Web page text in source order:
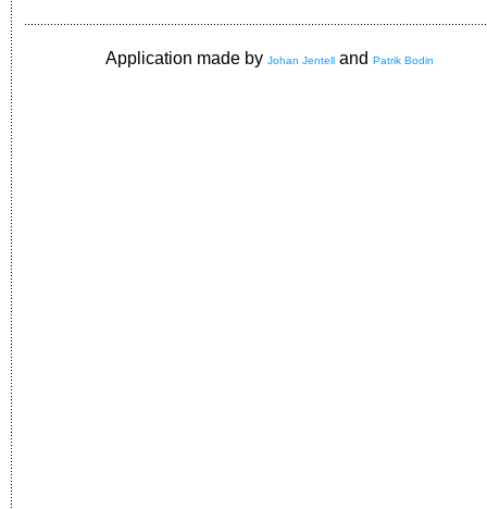
Application made by Johan Jentell and Patrik Bodin